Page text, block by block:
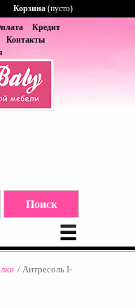
Кредит
Контакты
Корзина (пусто)
/ Антресоль I-